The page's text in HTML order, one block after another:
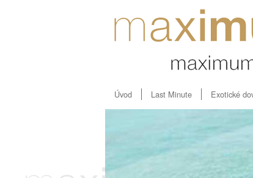
Úvod Last Minute Exotické